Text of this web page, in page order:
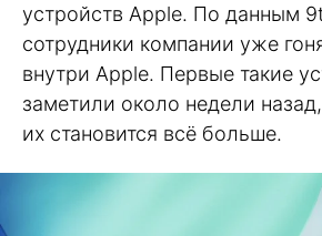
устройств Apple. По данным
сотрудники компании уже
внутри Apple. Первые такие
заметили около недели
их становится всё больше.